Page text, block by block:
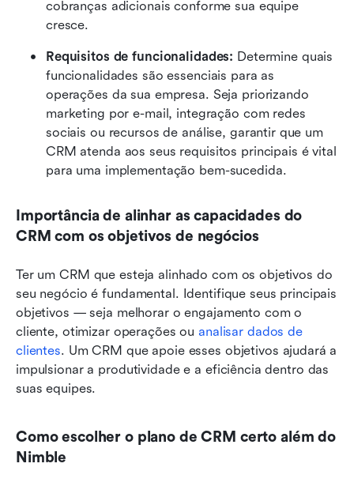
cobranças adicionais conforme sua equipe
cresce.
Requisitos de funcionalidades: Determine quais
funcionalidades são essenciais para as
operações da sua empresa. Seja priorizando
marketing por e-mail, integração com redes
sociais ou recursos de análise, garantir que um
CRM atenda aos seus requisitos principais é vital
para uma implementação bem-sucedida.
Importância de alinhar as capacidades do
CRM com os objetivos de negócios
Ter um CRM que esteja alinhado com os objetivos do
seu negócio é fundamental. Identifique seus principais
objetivos — seja melhorar o engajamento com o
cliente, otimizar operações ou analisar dados de
clientes. Um CRM que apoie esses objetivos ajudará a
impulsionar a produtividade e a eficiência dentro das
suas equipes.
Como escolher o plano de CRM certo além do
Nimble